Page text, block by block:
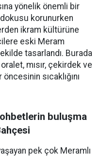
yönelik önemli bir
dokusu korunurken
ikram kültürüne
eski Meram
tasarlandı. Burada
mısır, çekirdek ve
sıcaklığını
buluşma
pek çok Meramlı